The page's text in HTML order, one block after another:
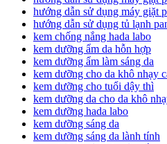
hướng dẫn sử dụng máy giặt
hướng dẫn sử dụng tủ lạnh
kem chống nắng hada labo
kem dưỡng ẩm da hỗn hợp
kem dưỡng ẩm làm sáng da
kem dưỡng cho da khô nhạy
kem dưỡng cho tuổi dậy thì
kem dưỡng da cho da khô
kem dưỡng hada labo
kem dưỡng sáng da
kem dưỡng sáng da lành tính